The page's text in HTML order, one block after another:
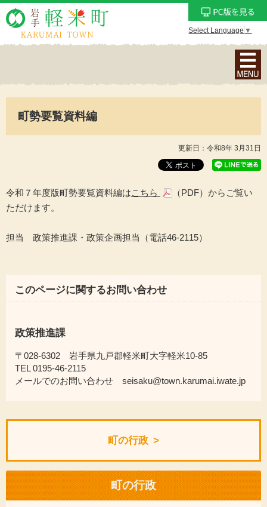
Select Language ▼
ナ
ビ
ン
メ
ュ
町勢要覧資料編
更新日：令和8年 3月31日
令和７年度版町勢要覧資料編はこちら
（PDF）からご覧い
ただけます。
担当 政策推進課・政策企画担当（電話46-2115）
このページに関するお問い合わせ
政策推進課
〒028-6302 岩手県九戸郡軽米町大字軽米10-85
TEL 0195-46-2115
メールでのお問い合わせ seisaku@town.karumai.iwate.jp
町の行政
町の行政